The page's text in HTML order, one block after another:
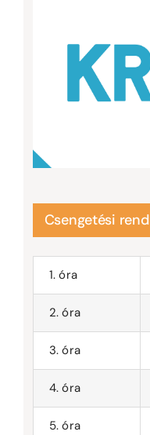
Csengetési rend
1. óra
2. óra
3. óra
4. óra
5. óra